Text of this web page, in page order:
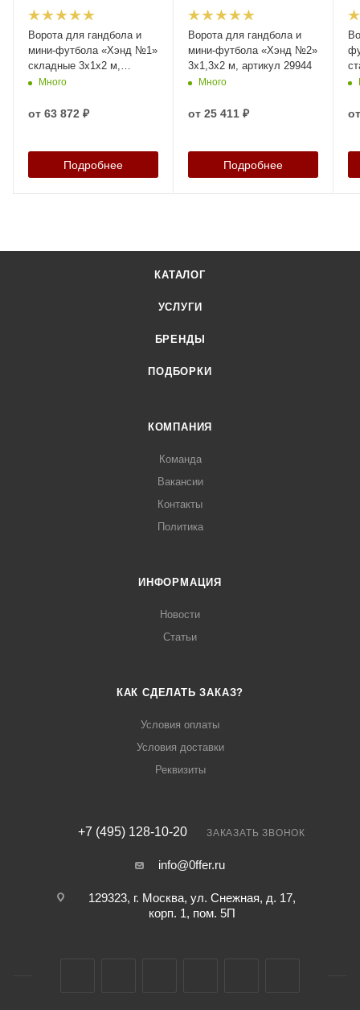
Ворота для гандбола и
мини-футбола «Хэнд №1»
складные 3х1х2 м,
артикул 29939
Много
от 63 872 ₽
Подробнее
Ворота для гандбола и
мини-футбола «Хэнд №2»
3х1,3х2 м, артикул 29944
Много
от 25 411 ₽
Подробнее
м,
КАТАЛОГ
УСЛУГИ
БРЕНДЫ
ПОДБОРКИ
КОМПАНИЯ
Команда
Вакансии
Контакты
Политика
ИНФОРМАЦИЯ
Новости
Статьи
КАК СДЕЛАТЬ ЗАКАЗ?
Условия оплаты
Условия доставки
Реквизиты
+7 (495) 128-10-20 ЗАКАЗАТЬ ЗВОНОК
info@0ffer.ru
129323, г. Москва, ул. Снежная, д. 17,
корп. 1, пом. 5П